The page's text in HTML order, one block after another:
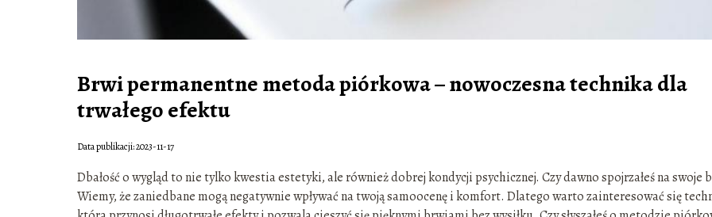
Brwi permanentne metoda piórkowa – nowoczesna technika dla
trwałego efektu
Data publikacji: 2023-11-17
Dbałość o wygląd to nie tylko kwestia estetyki, ale również dobrej kondycji psychicznej. Czy dawno spojrzałeś na swoje
Wiemy, że zaniedbane mogą negatywnie wpływać na twoją samoocenę i komfort. Dlatego warto zainteresować się